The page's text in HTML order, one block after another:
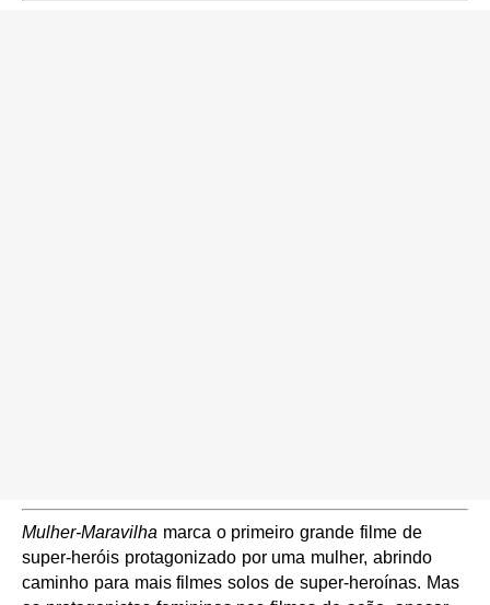
Mulher-Maravilha marca o primeiro grande filme de
super-heróis protagonizado por uma mulher, abrindo
caminho para mais filmes solos de super-heroínas. Mas